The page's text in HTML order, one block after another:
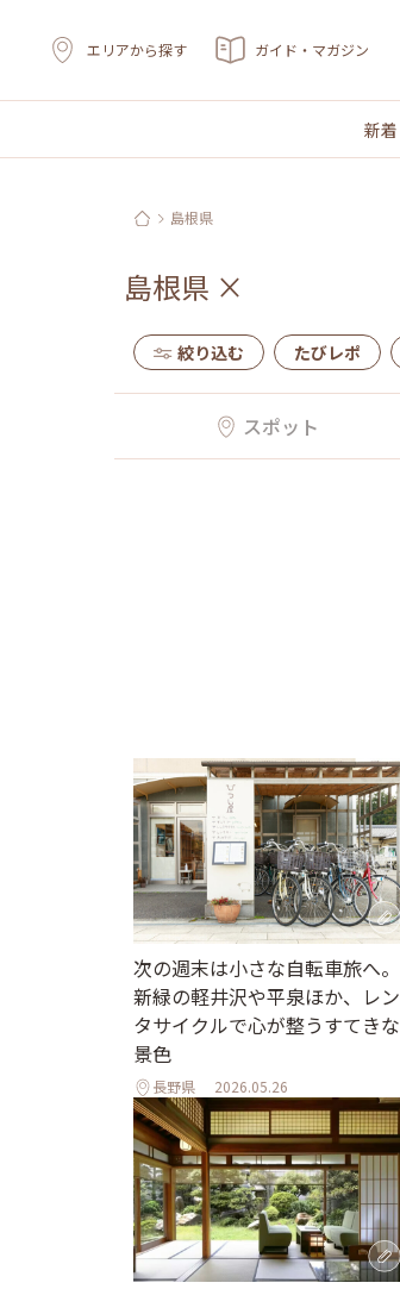
エリアから探す ガイド・マガジン
新着
島根県
島根県 ×
絞り込む たびレポ
スポット
次の週末は小さな自転車旅へ。
新緑の軽井沢や平泉ほか、レン
タサイクルで心が整うすてきな
景色
長野県 2026.05.26